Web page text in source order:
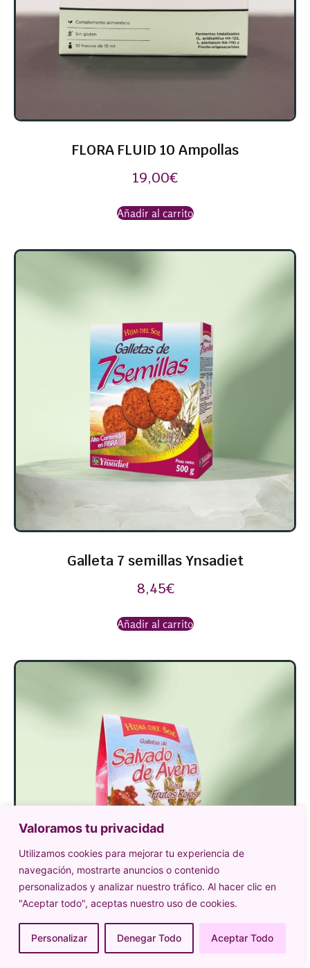
Valoramos tu privacidad
Utilizamos cookies para mejorar tu experiencia de
navegación, mostrarte anuncios o contenido
personalizados y analizar nuestro tráfico. Al hacer clic en
"Aceptar todo", aceptas nuestro uso de cookies.
Personalizar Denegar Todo Aceptar Todo
FLORA FLUID 10 Ampollas
19,00€
Añadir al carrito
Galleta 7 semillas Ynsadiet
8,45€
Añadir al carrito